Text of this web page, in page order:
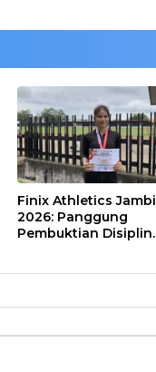
Finix Athletics Jambi
2026: Panggung
Pembuktian Disiplin